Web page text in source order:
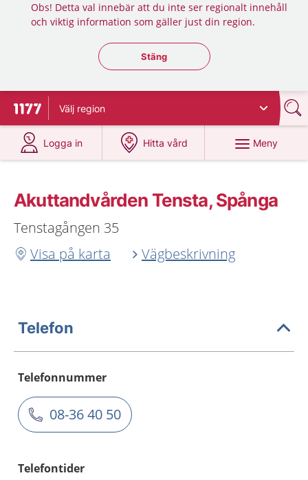
Obs! Detta val innebär att du inte ser regionalt innehåll
och viktig information som gäller just din region.
Stäng regionsväljaren
Stäng
Till startsidan för 1177
Välj region
Logga in
på 1177.se
Hitta vård
på 1177.se
Meny
Akuttandvården Tensta, Spånga
Tenstagången 35
Visa på karta
Vägbeskrivning
Telefon
Telefonnummer
08-36 40 50
Telefontider